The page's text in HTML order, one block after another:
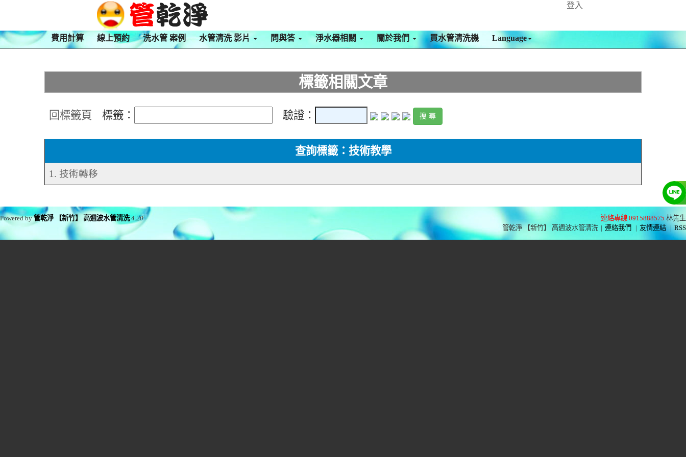
登入
費用計算 線上預約 洗水管 案例 水管清洗 影片 問與答 淨水器相關 關於我們 買水管清洗機 Language
標籤相關文章
回標籤頁 標籤： 驗證：
查詢標籤：技術教學
1. 技術轉移
連絡專線 0915888575 林先生
管乾淨 【新竹】 高週波水管清洗 | 連絡我們 | 友情連結 | RSS
Powered by管乾淨 【新竹】 高週波水管清洗 4.20